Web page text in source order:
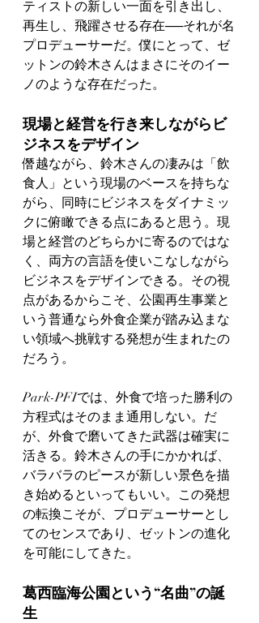
ティストの新しい一面を引き出し、
再生し、飛躍させる存在──それが名
プロデューサーだ。僕にとって、ゼ
ットンの鈴木さんはまさにそのイー
ノのような存在だった。
現場と経営を行き来しながらビ
ジネスをデザイン
僭越ながら、鈴木さんの凄みは「飲
食人」という現場のベースを持ちな
がら、同時にビジネスをダイナミッ
クに俯瞰できる点にあると思う。現
場と経営のどちらかに寄るのではな
く、両方の言語を使いこなしながら
ビジネスをデザインできる。その視
点があるからこそ、公園再生事業と
いう普通なら外食企業が踏み込まな
い領域へ挑戦する発想が生まれたの
だろう。
Park-PFIでは、外食で培った勝利の
方程式はそのまま通用しない。だ
が、外食で磨いてきた武器は確実に
活きる。鈴木さんの手にかかれば、
バラバラのピースが新しい景色を描
き始めるといってもいい。この発想
の転換こそが、プロデューサーとし
てのセンスであり、ゼットンの進化
を可能にしてきた。
葛西臨海公園という“名曲”の誕
生